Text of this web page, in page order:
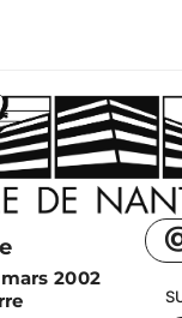
2002